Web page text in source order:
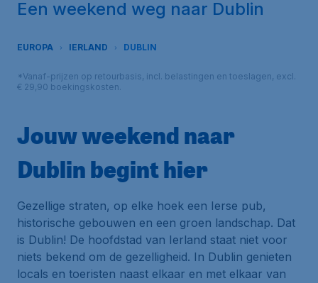
Een weekend weg naar Dublin
EUROPA IERLAND DUBLIN
*Vanaf-prijzen op retourbasis, incl. belastingen en toeslagen, excl.
€ 29,90 boekingskosten.
Jouw weekend naar
Dublin begint hier
Gezellige straten, op elke hoek een Ierse pub,
historische gebouwen en een groen landschap. Dat
is Dublin! De hoofdstad van Ierland staat niet voor
niets bekend om de gezelligheid. In Dublin genieten
locals en toeristen naast elkaar en met elkaar van